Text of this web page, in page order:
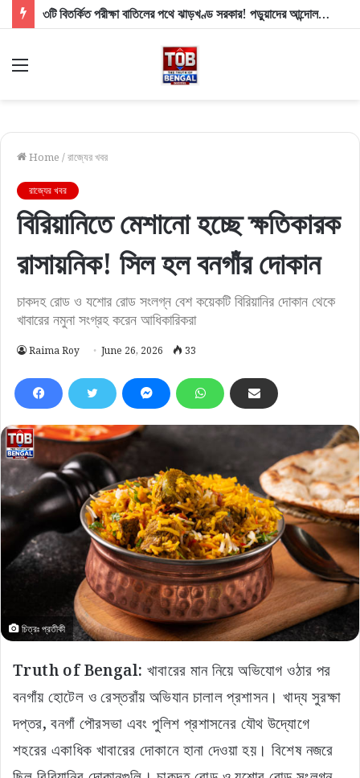
৩টি বিতর্কিত পরীক্ষা বাতিলের পথে ঝাড়খণ্ড সরকার! পড়ুয়াদের আন্দোলনের তোপে ব্যাকফুটে মুখ্যমন্ত্রী সোরেন
Menu
Home /রাজ্যের খবর
রাজ্যের খবর
বিরিয়ানিতে মেশানো হচ্ছে ক্ষতিকারক
রাসায়নিক! সিল হল বনগাঁর দোকান
চাকদহ রোড ও যশোর রোড সংলগ্ন বেশ কয়েকটি বিরিয়ানির দোকান থেকে
খাবারের নমুনা সংগ্রহ করেন আধিকারিকরা
Raima Roy June 26, 2026 33
চিত্রঃ প্রতীকী
Truth of Bengal: খাবারের মান নিয়ে অভিযোগ ওঠার পর
বনগাঁয় হোটেল ও রেস্তরাঁয় অভিযান চালাল প্রশাসন। খাদ্য সুরক্ষা
দপ্তর, বনগাঁ পৌরসভা এবং পুলিশ প্রশাসনের যৌথ উদ্যোগে
শহরের একাধিক খাবারের দোকানে হানা দেওয়া হয়। বিশেষ নজরে